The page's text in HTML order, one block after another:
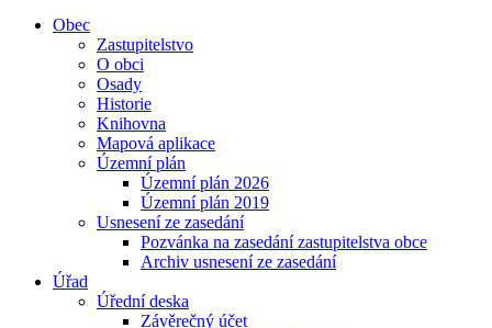
Obec
Zastupitelstvo
O obci
Osady
Historie
Knihovna
Mapová aplikace
Územní plán
Územní plán 2026
Územní plán 2019
Usnesení ze zasedání
Pozvánka na zasedání zastupitelstva obce
Archiv usnesení ze zasedání
Úřad
Úřední deska
Závěrečný účet